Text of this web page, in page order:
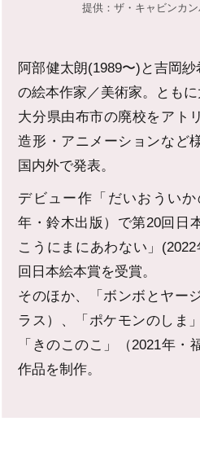
提供：ザ・キャビンカ
阿部健太朗(1989〜)と吉岡
の絵本作家／美術家。ともに
大分県由布市の廃校をアト
造形・アニメーションなど
国内外で発表。
デビュー作「だいおうい
年・鈴木出版）で第20回日
こうにまにあわない」
回日本絵本賞を受賞。
そのほか、「ボンボとヤー
ラス）、「ポケモンのしま
「きのこのこ」（2021年
作品を制作。